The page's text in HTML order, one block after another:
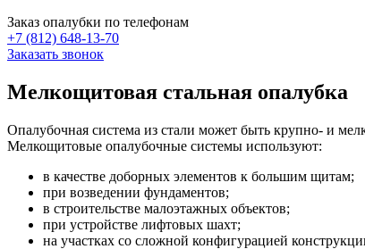
Заказ опалубки по телефонам
+7 (812) 648-13-70
Заказать звонок
Мелкощитовая стальная опалубка
Опалубочная система из стали может быть крупно- и
Мелкощитовые опалубочные системы используют:
в качестве доборных элементов к большим щитам;
при возведении фундаментов;
в строительстве малоэтажных объектов;
при устройстве лифтовых шахт;
на участках со сложной конфигурацией